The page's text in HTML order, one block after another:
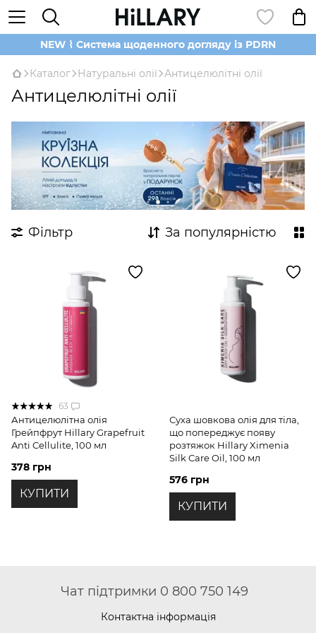
NEW ⌇ Система щоденного догляду із PDRN
Каталог Натуральні олії Антицелюлітні олії
Антицелюлітні олії
Фільтр За популярністю
63
Антицелюлітна олія
Грейпфрут Hillary Grapefruit
Anti Cellulite, 100 мл
378 грн
КУПИТИ
Суха шовкова олія для тіла,
що попереджує появу
розтяжок Hillary Ximenia
Silk Care Oil, 100 мл
576 грн
КУПИТИ
Чат підтримки 0 800 750 149
Контактна інформація